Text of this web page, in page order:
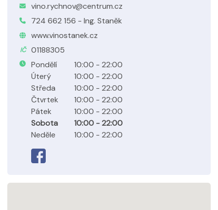
vino.rychnov@centrum.cz
724 662 156 - Ing. Staněk
www.vinostanek.cz
IČ
01188305
Pondělí
10:00 - 22:00
Úterý
10:00 - 22:00
Středa
10:00 - 22:00
Čtvrtek
10:00 - 22:00
Pátek
10:00 - 22:00
Sobota
10:00 - 22:00
Neděle
10:00 - 22:00